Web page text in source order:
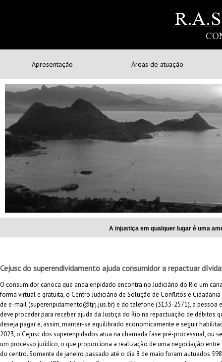
Apresentação Áreas de atuação
A injustiça em qualquer lugar é uma
Cejusc do superendividamento ajuda consumidor a repactuar
O consumidor carioca que anda enpidado encontra no Judiciário do Rio um
forma virtual e gratuita, o Centro Judiciário de Solução de Conflitos e
de e-mail (superenpidamento@tjrj.jus.br) e do telefone (3133-2571), a pessoa
deve proceder para receber ajuda da Justiça do Rio na repactuação de débitos
deseja pagar e, assim, manter-se equilibrado economicamente e seguir
2023, o Cejusc dos superenpidados atua na chamada fase pré-processual, ou
um processo jurídico, o que proporciona a realização de uma negociação
do centro. Somente de janeiro passado até o dia 8 de maio foram autuados